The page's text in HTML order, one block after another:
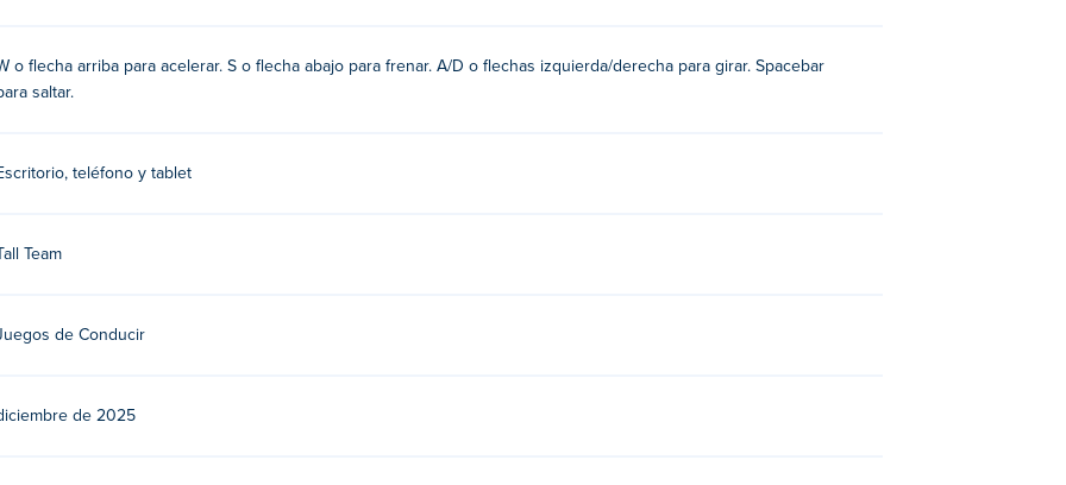
y derecha
Juega a sus otros juegos en Poki:
móviles y en ordenador?
o flecha arriba para acelerar. S o flecha abajo para frenar. A/D o flechas izquierda/derecha para girar. Spacebar
saltar.
teléfono y tablet
Tall Team
de Conducir
de 2025